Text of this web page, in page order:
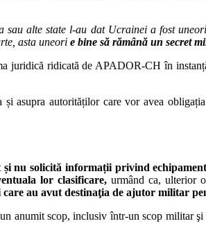
sau alte state l-au dat Ucrainei a fost
asta uneori e bine să rămână un secret
juridică ridicată de APADOR-CH în
asupra autorităților care vor avea
nu solicită informații privind
lor clasificare, urmând ca, ulterior
au avut destinaţia de ajutor militar
anumit scop, inclusiv într-un scop militar şi